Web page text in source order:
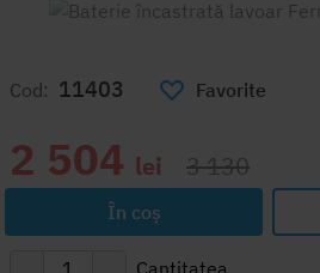
Cod: 11403 Favorite
2 504 lei 3 130
În coș
Cantitatea